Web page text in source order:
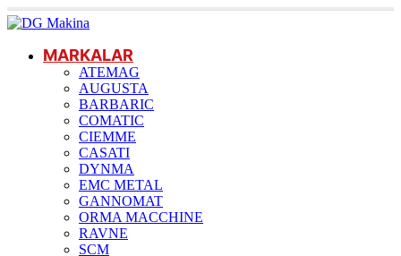
MARKALAR
ATEMAG
AUGUSTA
BARBARIC
COMATIC
CIEMME
CASATI
DYNMA
EMC METAL
GANNOMAT
ORMA MACCHINE
RAVNE
SCM